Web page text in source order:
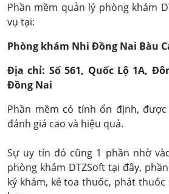
Phần mềm quản lý phòng khám
vụ tại:
Phòng khám Nhi Đồng Nai Bàu
Địa chỉ: Số 561, Quốc Lộ 1A,
Đồng Nai
Phần mềm có tính ổn định,
đánh giá cao và hiệu quả.
Sự uy tín đó cũng 1 phần nhờ
phòng khám DTZSoft tại đây,
ký khám, kê toa thuốc, phát